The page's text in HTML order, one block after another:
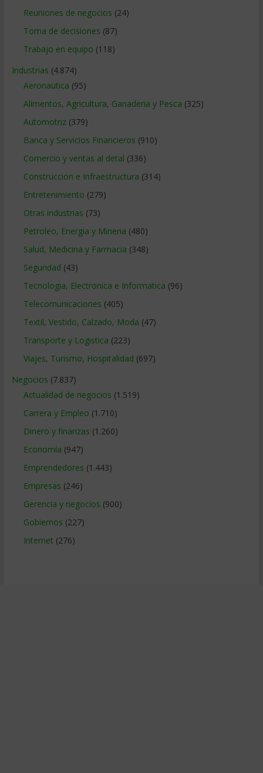
Reuniones de negocios (24)
Toma de decisiones (87)
Trabajo en equipo (118)
Industrias (4.874)
Aeronautica (95)
Alimentos, Agricultura, Ganaderia y Pesca (325)
Automotriz(379)
Banca y Servicios Financieros (910)
Comercio y ventas al detal (336)
Construccion e Infraestructura (314)
Entretenimiento (279)
Otras industrias (73)
Petroleo, Energia y Mineria (480)
Salud, Medicina y Farmacia (348)
Seguridad (43)
Tecnologia, Electronica e Informatica (96)
Telecomunicaciones (405)
Textil, Vestido, Calzado, Moda (47)
Transporte y Logistica (223)
Viajes, Turismo, Hospitalidad (697)
Negocios (7.837)
Actualidad de negocios (1.519)
Carrera y Empleo (1.710)
Dinero y finanzas (1.260)
Economía (947)
Emprendedores (1.443)
Empresas (246)
Gerencia y negocios (900)
Gobiernos (227)
Internet (276)